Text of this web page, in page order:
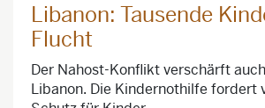
Libanon: Tausende
Flucht
Der Nahost-Konflikt verschärft
Libanon. Die Kindernothilfe fordert